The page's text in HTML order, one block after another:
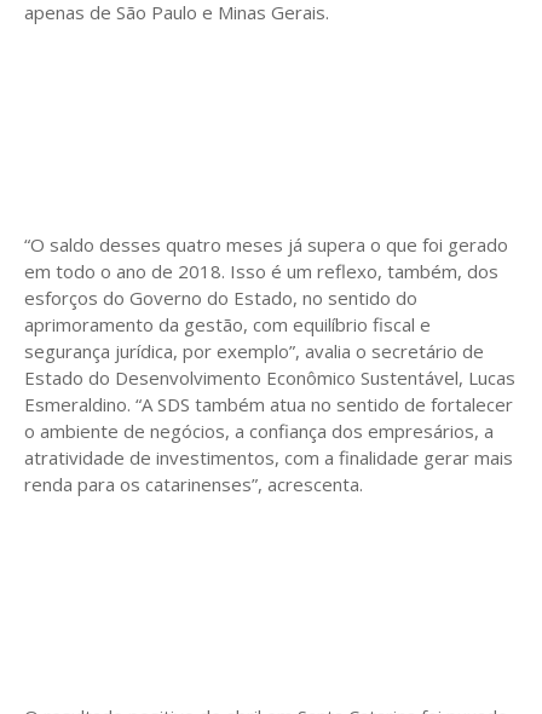
apenas de São Paulo e Minas Gerais.
“O saldo desses quatro meses já supera o que foi gerado
em todo o ano de 2018. Isso é um reflexo, também, dos
esforços do Governo do Estado, no sentido do
aprimoramento da gestão, com equilíbrio fiscal e
segurança jurídica, por exemplo”, avalia o secretário de
Estado do Desenvolvimento Econômico Sustentável, Lucas
Esmeraldino. “A SDS também atua no sentido de fortalecer
o ambiente de negócios, a confiança dos empresários, a
atratividade de investimentos, com a finalidade gerar mais
renda para os catarinenses”, acrescenta.